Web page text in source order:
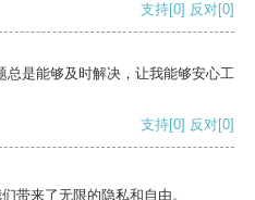
支持[0] 反对[0]
总是能够及时解决，让我能够安心工
支持[0] 反对[0]
带来了无限的隐私和自由。